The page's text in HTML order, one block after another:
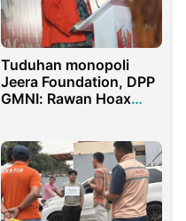
Tuduhan monopoli
Jeera Foundation, DPP
GMNI: Rawan Hoax